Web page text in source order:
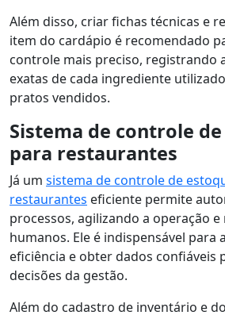
Além disso, criar fichas técnicas e
item do cardápio é recomendado
controle mais preciso, registrando
exatas de cada ingrediente
pratos vendidos.
Sistema de controle
para restaurantes
Já um sistema de controle de
restaurantes eficiente permite
processos, agilizando a operação
humanos. Ele é indispensável para
eficiência e obter dados confiáveis
decisões da gestão.
Além do cadastro de inventário e